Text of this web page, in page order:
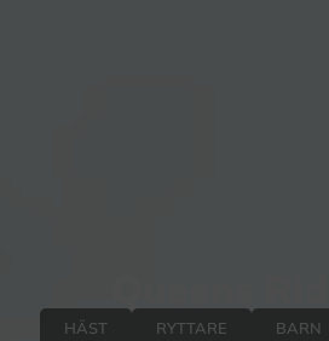
HÄST RYTTARE BARN